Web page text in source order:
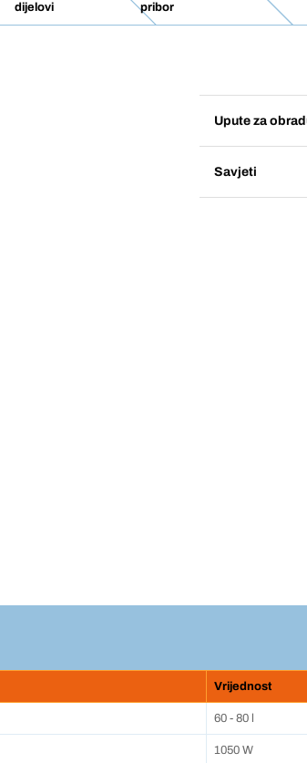
dijelovi pribor
Upute za
Savjeti
Vrijednost
60 - 80 l
1050 W